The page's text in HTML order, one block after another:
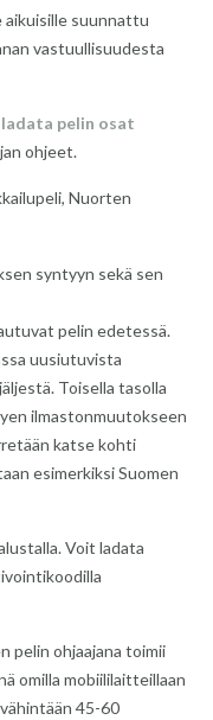
aikuisille suunnattu
vastuullisuudesta
pelin osat
ohjeet.
Nuorten
syntyyn sekä sen
pelin edetessä.
uusiutuvista
Toisella tasolla
ilmastonmuutokseen
katse kohti
esimerkiksi Suomen
Voit ladata
pelin ohjaajana toimii
omilla mobiililaitteillaan
45-60